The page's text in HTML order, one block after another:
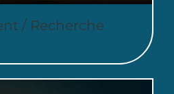
/ Recherche